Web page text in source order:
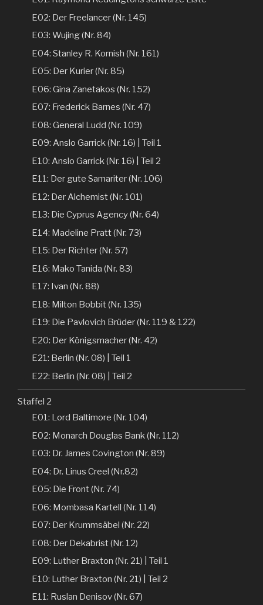
E02: Der Freelancer (Nr. 145)
E03: Wujing (Nr. 84)
E04: Stanley R. Kornish (Nr. 161)
E05: Der Kurier (Nr. 85)
E06: Gina Zanetakos (Nr. 152)
E07: Frederick Barnes (Nr. 47)
E08: General Ludd (Nr. 109)
E09: Anslo Garrick (Nr. 16) | Teil 1
E10: Anslo Garrick (Nr. 16) | Teil 2
E11: Der gute Samariter (Nr. 106)
E12: Der Alchemist (Nr. 101)
E13: Die Cyprus Agency (Nr. 64)
E14: Madeline Pratt (Nr. 73)
E15: Der Richter (Nr. 57)
E16: Mako Tanida (Nr. 83)
E17: Ivan (Nr. 88)
E18: Milton Bobbit (Nr. 135)
E19: Die Pavlovich Brüder (Nr. 119 & 122)
E20: Der Königsmacher (Nr. 42)
E21: Berlin (Nr. 08) | Teil 1
E22: Berlin (Nr. 08) | Teil 2
Staffel 2
E01: Lord Baltimore (Nr. 104)
E02: Monarch Douglas Bank (Nr. 112)
E03: Dr. James Covington (Nr. 89)
E04: Dr. Linus Creel (Nr.82)
E05: Die Front (Nr. 74)
E06: Mombasa Kartell (Nr. 114)
E07: Der Krummsäbel (Nr. 22)
E08: Der Dekabrist (Nr. 12)
E09: Luther Braxton (Nr. 21) | Teil 1
E10: Luther Braxton (Nr. 21) | Teil 2
E11: Ruslan Denisov (Nr. 67)